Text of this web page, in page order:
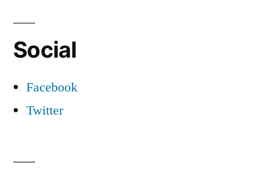
Social
Facebook
Twitter